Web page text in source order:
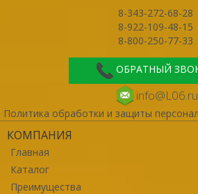
8-343-272-68-28
8-922-109-48-15
8-800-250-77-33
ОБРАТНЫЙ
info@L06.ru
Политика обработки и защиты
КОМПАНИЯ
Главная
Каталог
Преимущества